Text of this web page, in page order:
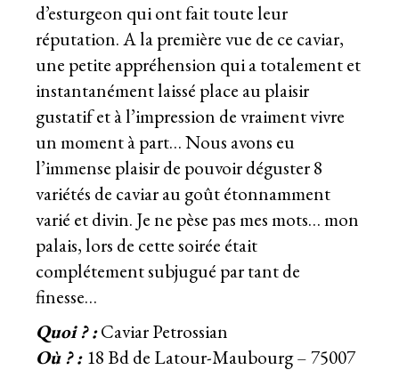
d’esturgeon qui ont fait toute leur
réputation. A la première vue de ce caviar,
une petite appréhension qui a totalement et
instantanément laissé place au plaisir
gustatif et à l’impression de vraiment vivre
un moment à part… Nous avons eu
l’immense plaisir de pouvoir déguster 8
variétés de caviar au goût étonnamment
varié et divin. Je ne pèse pas mes mots… mon
palais, lors de cette soirée était
complétement subjugué par tant de
finesse…
Quoi ? :Caviar Petrossian
Où ? : 18 Bd de Latour-Maubourg – 75007